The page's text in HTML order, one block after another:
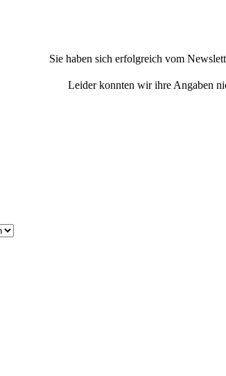
Sie haben sich erfolgreich vom
Leider konnten wir ihre Angaben